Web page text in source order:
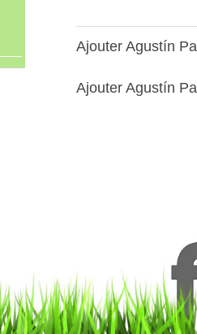
Ajouter Agustín
Ajouter Agustín